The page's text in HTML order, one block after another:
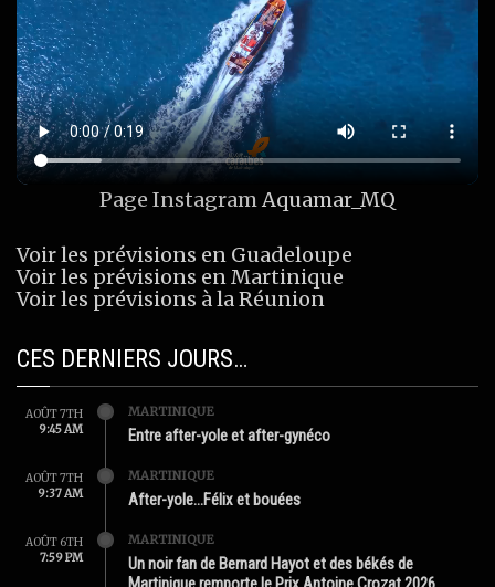
Page InstagramAquamar_MQ
Voir les prévisions en Guadeloupe
Voir les prévisions en Martinique
Voir les prévisions à la Réunion
CES DERNIERS JOURS…
AOÛT 7TH
9:45 AM
MARTINIQUE
Entre after-yole et after-gynéco
AOÛT 7TH
9:37 AM
MARTINIQUE
After-yole…Félix et bouées
AOÛT 6TH
7:59 PM
MARTINIQUE
Un noir fan de Bernard Hayot et des békés de